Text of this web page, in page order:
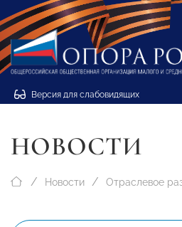
Версия для слабовидящих
НОВОСТИ
Новости Отраслевое